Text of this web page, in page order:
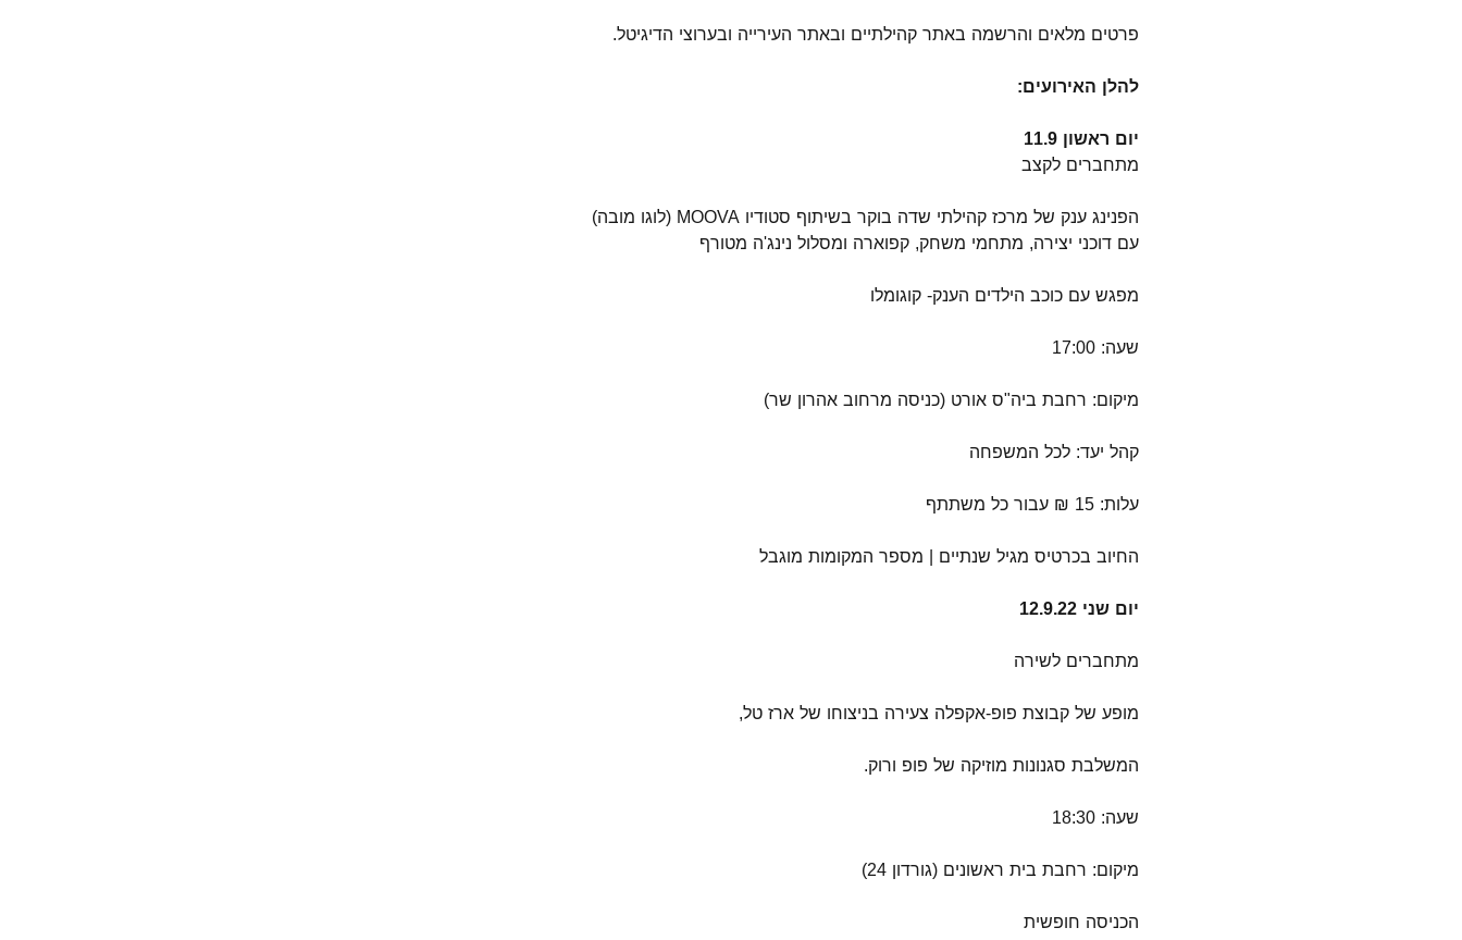
פרטים מלאים והרשמה באתר קהילתיים ובאתר העירייה ובערוצי הדיגיטל.
להלן האירועים:
יום ראשון 11.9
מתחברים לקצב
הפנינג ענק של מרכז קהילתי שדה בוקר בשיתוף סטודיו MOOVA (לוגו מובה)
עם דוכני יצירה, מתחמי משחק, קפוארה ומסלול נינג'ה מטורף
מפגש עם כוכב הילדים הענק- קוגומלו
שעה: 17:00
מיקום: רחבת ביה"ס אורט (כניסה מרחוב אהרון שר)
קהל יעד: לכל המשפחה
עלות: 15 ₪ עבור כל משתתף
החיוב בכרטיס מגיל שנתיים | מספר המקומות מוגבל
יום שני 12.9.22
מתחברים לשירה
מופע של קבוצת פופ-אקפלה צעירה בניצוחו של ארז טל,
המשלבת סגנונות מוזיקה של פופ ורוק.
שעה: 18:30
מיקום: רחבת בית ראשונים (גורדון 24)
הכניסה חופשית